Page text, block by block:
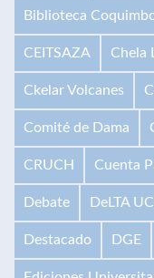
Biblioteca
CEITSAZA Chela
Ckelar Volcanes
Comité de Dama
CRUCH Cuenta
Debate DeLTA
Destacado DGE